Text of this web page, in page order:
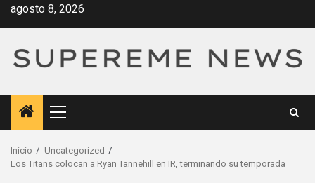
Saltar
agosto 8, 2026
Menú
principal
Inicio
Uncategorized
Los Titans colocan a Ryan Tannehill en IR, terminando su temporada